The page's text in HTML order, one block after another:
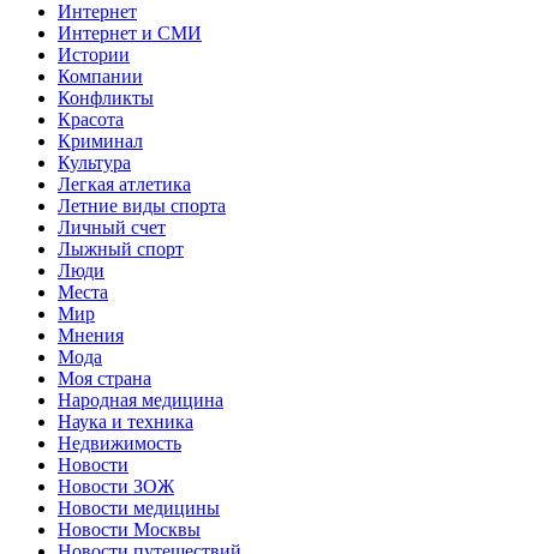
Интернет
Интернет и СМИ
Истории
Компании
Конфликты
Красота
Криминал
Культура
Легкая атлетика
Летние виды спорта
Личный счет
Лыжный спорт
Люди
Места
Мир
Мнения
Мода
Моя страна
Народная медицина
Наука и техника
Недвижимость
Новости
Новости ЗОЖ
Новости медицины
Новости Москвы